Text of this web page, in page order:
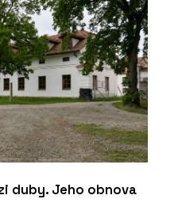
duby. Jeho obnova